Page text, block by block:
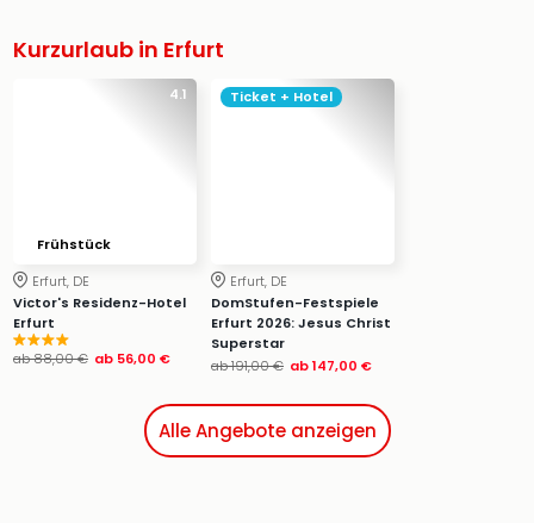
Kurzurlaub in Erfurt
4.1
Frühstück
Erfurt, DE
Victor's Residenz-Hotel
Erfurt
ab88,00 € ab 56,00 €
Ticket + Hotel
Erfurt, DE
DomStufen-Festspiele
Erfurt 2026: Jesus Christ
Superstar
ab191,00 € ab147,00 €
Alle Angebote anzeigen